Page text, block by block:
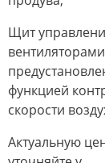
Щит
функцией
скорости
Актуальную